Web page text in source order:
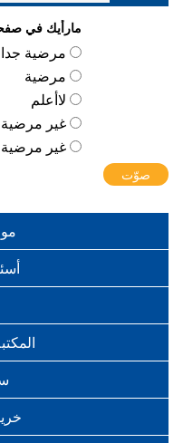
مارأيك في
‏الخيارات
‏مرضية جدا ‏
‏مرضية ‏
‏لاأعلم ‏
‏غير مرضية ‏
‏غير مرضية